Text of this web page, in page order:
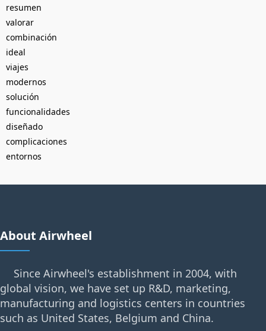
resumen
valorar
combinación
ideal
viajes
modernos
solución
funcionalidades
diseñado
complicaciones
entornos
About Airwheel
Since Airwheel's establishment in 2004, with
global vision, we have set up R&D, marketing,
manufacturing and logistics centers in countries
such as United States, Belgium and China.